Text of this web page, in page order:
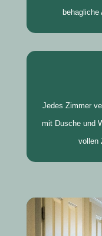
Jedes Zimmer
mit Dusche und
vollen